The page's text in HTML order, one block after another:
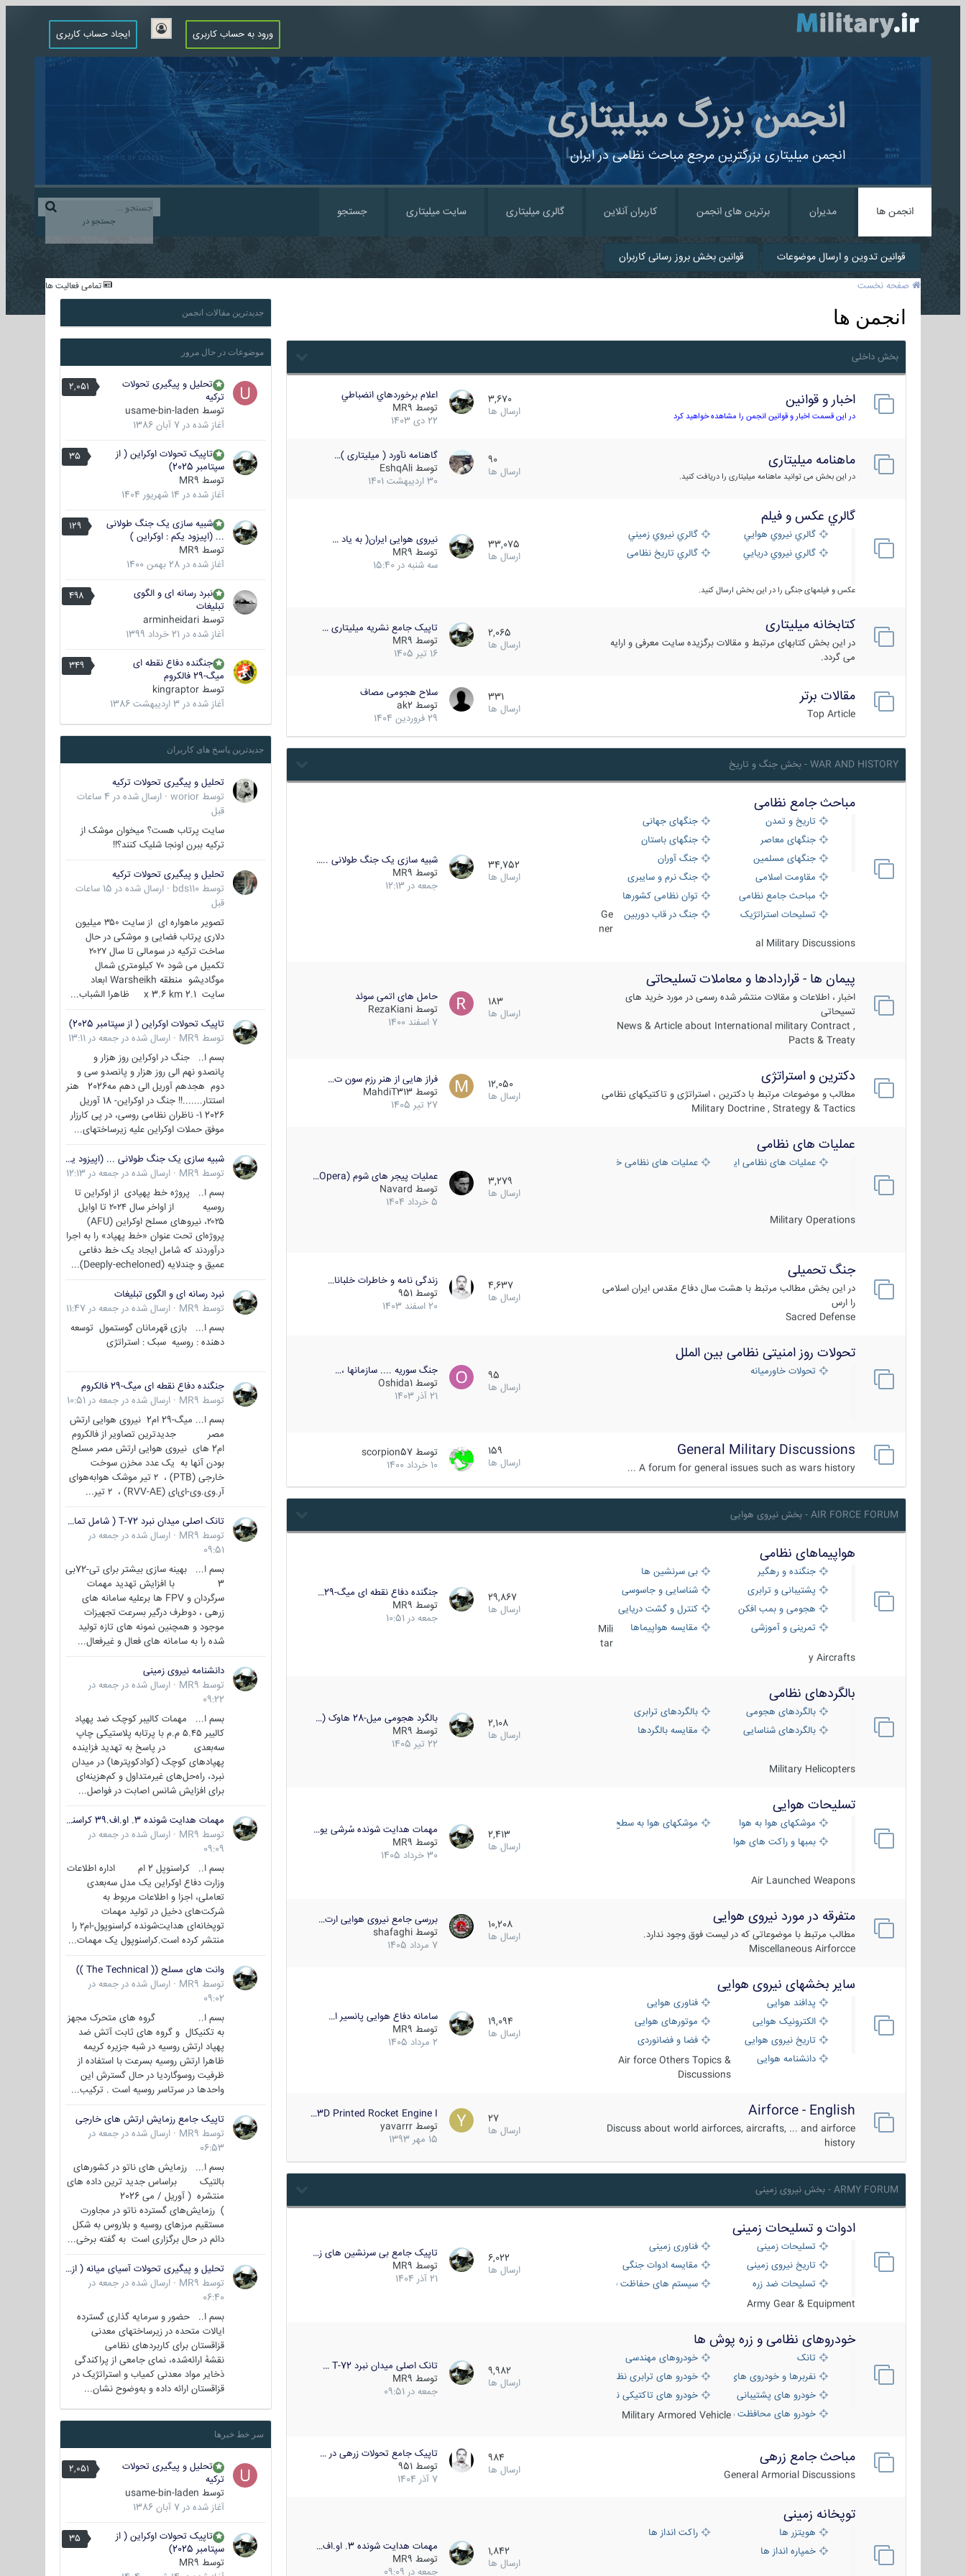
ورود به حساب کاربری ایجاد حساب کاربری
انجمن بزرگ میلیتاری
انجمن میلیتاری بزرگترین مرجع مباحث نظامی در ایران
جستجو در
انجمن ها مدیران برترین های انجمن کاربران آنلاین گالری میلیتاری سایت میلیتاری جستجو
قوانین تدوین و ارسال موضوعات قوانین بخش بروز رسانی کاربران
تمامی فعالیت ها صفحه نخست
انجمن ها
بخش داخلی
اخبار و قوانین
در این قسمت اخبار و قوانین انجمن را مشاهده خواهید کرد
3,670
ارسال ها
اعلام برخوردهاي انضباطي
توسط MR9
22 دی 1403
ماهنامه میلیتاری
در این بخش می توانید ماهنامه میلیتاری را دریافت کنید.
90
ارسال ها
گاهنامه نآورد ( میلیتاری )…
توسط EshqAli
30 اردیبهشت 1401
گالري عكس و فيلم
گالري نيروي هوايي
گالري نيروي زميني
گالري نيروي دريايي
گالري تاریخ نظامی
عکس و فیلمهای جنگی را در این بخش ارسال کنید.
33,075
ارسال ها
نیروی هوایی ایران( به یاد …
توسط MR9
سه شنبه در 15:40
کتابخانه میلیتاری
در این بخش کتابهای مرتبط و مقالات برگزیده سایت معرفی و ارایه
می گردد.
2,065
ارسال ها
تاپیک جامع نشریه میلیتاری …
توسط MR9
16 تیر 1405
مقالات برتر
Top Article
331
ارسال ها
سلاح هجومی مصاف
توسط ak2
29 فروردین 1404
WAR AND HISTORY - بخش جنگ و تاریخ
مباحث جامع نظامی
تاریخ و تمدن
جنگهای جهانی
جنگهای معاصر
جنگهای باستان
جنگهای مسلمین
جنگ آوران
مقاومت اسلامی
جنگ نرم و سایبری
مباحث جامع نظامی
توان نظامی کشورها
تسلیحات استراتژیک
جنگ در قاب دوربین
Ge
ner
al Military Discussions
34,752
ارسال ها
شبیه سازی یک جنگ طولانی ..…
توسط MR9
جمعه در 12:13
پیمان ها - قراردادها و معاملات تسلیحاتی
اخبار ، اطلاعات و مقالات منتشر شده رسمی در مورد خرید های
تسیحاتی
News & Article about International military Contract ,
Pacts & Treaty
183
ارسال ها
حامل های اتمی سوئد
توسط RezaKiani
7 اسفند 1400
دکترین و استراتژی
مطالب و موضوعات مرتبط با دکترین ، استراتژی و تاکتیکهای نظامی
Military Doctrine , Strategy & Tactics
12,050
ارسال ها
فراز هایی از هنر رزم سون ت…
توسط MahdiT313
27 تیر 1405
عملیات های نظامی
عملیات های نظامی ایران عملیات های نظامی خارجی
Military Operations
3,279
ارسال ها
عملیات پیجر های شوم (Opera…
توسط Navard
5 خرداد 1404
جنگ تحمیلی
در این بخش مطالب مرتبط با هشت سال دفاع مقدس ایران اسلامی
را ارس
Sacred Defense
4,637
ارسال ها
زندگی نامه و خاطرات خلبانا…
توسط 951
20 اسفند 1403
تحولات روز امنیتی نظامی بین الملل
تحولات خاورمیانه
95
ارسال ها
جنگ سوریه .... سازمانها ،…
توسط Oshida1
21 آذر 1403
General Military Discussions
A forum for general issues such as wars history ...
159
ارسال ها
توسط scorpion57
10 خرداد 1400
AIR FORCE FORUM - بخش نیروی هوایی
هواپیماهای نظامی
جنگنده و رهگیر
بی سرنشین ها
پشتیبانی و ترابری
شناسایی و جاسوسی
هجومی و بمب افکن
کنترل و گشت دریایی
تمرینی و آموزشی
مقایسه هواپیماها
Mili
tar
y Aircrafts
29,867
ارسال ها
جنگنده دفاع نقطه ای میگ-29…
توسط MR9
جمعه در 10:51
بالگردهای نظامی
بالگردهای هجومی
بالگردهای ترابری
بالگردهای شناسایی
مقایسه بالگردها
Military Helicopters
2,108
ارسال ها
بالگرد هجومی میل-28 هاوک (…
توسط MR9
22 تیر 1405
تسلیحات هوایی
موشکهای هوا به هوا
موشکهای هوا به سطح
بمبها و راکت های هوایی
Air Launched Weapons
2,413
ارسال ها
مهمات هدایت شونده سُرشی یو…
توسط MR9
30 خرداد 1405
متفرقه در مورد نیروی هوایی
مطالب مرتبط با موضوعاتی که در لیست فوق وجود ندارد.
Miscellaneous Airforcce
10,208
ارسال ها
بررسی جامع نیروی هوایی ارت…
توسط shafaghi
7 مرداد 1405
سایر بخشهای نیروی هوایی
پدافند هوایی
فناوری هوایی
الکترونیک هوایی
موتورهای هوایی
تاریخ نیروی هوایی
فضا و فضانوردی
دانشنامه هوایی
Air force Others Topics &
Discussions
19,094
ارسال ها
سامانه دفاع هوایی پانسیر ا…
توسط MR9
2 مرداد 1405
Airforce - English
Discuss about world airforces, aircrafts, ... and airforce
history
27
ارسال ها
3D Printed Rocket Engine I…
توسط yavarrr
15 مهر 1393
ARMY FORUM - بخش نیروی زمینی
ادوات و تسلیحات زمینی
تسلیحات زمینی
فناوری زمینی
تاریخ نیروی زمینی
مقایسه ادوات جنگی
تسلیحات ضد زره
سیستم های حفاظت فعال
Army Gear & Equipment
6,022
ارسال ها
تاپیک جامع بی سرنشین های ز…
توسط MR9
21 آذر 1404
خودروهای نظامی و زره پوش ها
تانک
خودروهای مهندسی
نفربرها و خودروی های رزمی پیاده نظامخودرو های ترابری نظامی
خودرو های پشتیبانی آتش ، شناسایی و ضد تانک
خودرو های تاکتیکی نظامی
خودرو های محافظت شدهMilitary Armored Vehicle
9,982
ارسال ها
تانک اصلی میدان نبرد T-72 …
توسط MR9
جمعه در 09:51
مباحث جامع زرهی
General Armorial Discussions
984
ارسال ها
تاپیک جامع تحولات زرهی در …
توسط 951
7 آذر 1404
توپخانه زمینی
هویتزر ها
راکت انداز ها
خمپاره انداز ها
1,842
ارسال ها
مهمات هدایت شونده 3. او.اف…
توسط MR9
جمعه در 09:09
جدیدترین مقالات انجمن
موضوعات در حال مرور
2,051
تحلیل و پیگیری تحولات
ترکیه
توسط usame-bin-laden
آغاز شده در 7 آبان 1386
35
تاپیک تحولات اوکراین ( از
سپتامبر 2025)
توسط MR9
آغاز شده در 14 شهریور 1404
129
شبیه سازی یک جنگ طولانی
... (اپیزود یکم : اوکراین )
توسط MR9
آغاز شده در 28 بهمن 1400
498
نبرد رسانه ای و الگوی
تبلیغات
توسط arminheidari
آغاز شده در 21 خرداد 1399
349
جنگنده دفاع نقطه ای
میگ-29 فالکروم
توسط kingraptor
آغاز شده در 3 اردیبهشت 1386
جدیدترین پاسخ های کاربران
تحلیل و پیگیری تحولات ترکیه
توسط worior
· ارسال شده در
4 ساعات
قبل
سایت پرتاب هست؟ میخوان موشک از
ترکیه ببرن اونجا شلیک کنند؟!!
تحلیل و پیگیری تحولات ترکیه
توسط bds110
· ارسال شده در
15 ساعات
قبل
تصویر ماهواره ای از سایت ۳۵۰ میلیون
دلاری پرتاب فضایی و موشکی در حال
ساخت ترکیه در سومالی تا سال ۲۰۲۷
تکمیل می شود ۷۰ کیلومتری شمال
موگادیشو منطقه Warsheikh ابعاد
سایت 2.1 x 3.6 km ظاهرا الشباب...
تاپیک تحولات اوکراین ( از سپتامبر 2025)
توسط MR9
· ارسال شده در جمعه در 13:11
بسم ا.. جنگ در اوکراین روز هزار و
پانصدو نهم الی روز هزار و پانصدو سی و
دوم هجدهم آوریل الی دهم مه2026 هنر
استتار.......!! جنگ در اوکراین- 18 آوریل
2026 1- ناظران نظامی روسی، در پی کارزار
موفق حملات اوکراین علیه زیرساختهای...
شبیه سازی یک جنگ طولانی ... (اپیزود یکم : اوکراین )
توسط MR9
· ارسال شده در جمعه در 12:13
بسم ا.. پروژه خط پهپادی از اوکراین تا
روسیه از اواخر سال ۲۰۲۴ تا اوایل
۲۰۲۵، نیروهای مسلح اوکراین (AFU)
پروژه‌ای تحت عنوان «خط پهپاد» را به اجرا
درآوردند که شامل ایجاد یک خط دفاعی
عمیق و چندلایه (Deeply-echeloned)...
نبرد رسانه ای و الگوی تبلیغات
توسط MR9
· ارسال شده در جمعه در 11:47
بسم ا... بازی قهرمانان گوستمول توسعه
دهنده : روسیه سبک : استراتژی
جنگنده دفاع نقطه ای میگ-29 فالکروم
توسط MR9
· ارسال شده در جمعه در 10:51
بسم ا... میگ-29 ام2 نیروی هوایی ارتش
مصر جدیدترین تصاویر از فالکروم
ام2 های نیروی هوایی ارتش مصر مسلح
بودن آنها به یک عدد مخزن سوخت
خارجی (PTB) ، ۲ تیر موشک هوابه‌هوای
آر.وی.وی-ای‌ای (RVV-AE) ، ۲ تیر...
تانک اصلی میدان نبرد T-72 ( شامل تمامی گونه ها )
توسط MR9
· ارسال شده در جمعه در
09:51
بسم ا... بهینه سازی بیشتر برای تی-72بی
3 با افزایش تهدید مهمات
سرگردان و FPV ها برعلیه سامانه های
زرهی ، دوطرف درگیر بسرعت تجهیزات
موجود و همچنین نمونه های تازه تولید
شده را به سامانه های فعال و غیرفعال...
دانشنامه نیروی زمینی
توسط MR9
· ارسال شده در جمعه در
09:22
بسم ا... مهمات کالیبر کوچک ضد پهپاد
کالیبر ۵.۴۵ م.م با پرتابه پلاستیکی چاپ
سه‌بعدی در پاسخ به تهدید فزاینده
پهپادهای کوچک (کوادکوپترها) در میدان
نبرد، راه‌حل‌های غیرمتداول و کم‌هزینه‌ای
برای افزایش شانس اصابت در فواصل...
مهمات هدایت شونده 3. او.اف.39 کراسنوپل/بصیر( Krasnopol 3OF39 )
توسط MR9
· ارسال شده در جمعه در
09:09
بسم ا.. کراسنوپل 2 ام اداره اطلاعات
وزارت دفاع اوکراین یک مدل سه‌بعدی
تعاملی، اجزا و اطلاعات مربوط به
شرکت‌های دخیل در تولید مهمات
توپخانه‌ای هدایت‌شونده کراسنوپول-ام۲ را
منتشر کرده است.کراسنوپول یک مهمات...
وانت های مسلح (( The Technical ))
توسط MR9
· ارسال شده در جمعه در
09:02
بسم ا.. گروه های متحرک مجهز
به تکنیکال و گروه های ثابت آتش ضد
پهپاد ارتش روسیه در شبه جزیره کریمه
ظاهرا ارتش روسیه بسرعت با استفاده از
ظرفیت روسوگاردیا در حال گسترش این
واحدها در سرتاسر روسیه است . ترکیب...
تاپیک جامع رزمایش ارتش های خارجی
توسط MR9
· ارسال شده در جمعه در
06:53
بسم ا... رزمایش های ناتو در کشورهای
بالتیک براساس جدید ترین داده های
منتشره ( آوریل / می 2026
) رزمایش‌های گسترده ناتو در مجاورت
مستقیم مرزهای روسیه و بلاروس به شکل
دائم در حال برگزاری است به گفته برخی...
تحلیل و پیگیری تحولات آسیای میانه ( ازبکستان، تاجیکستان، ترکمنستان، قزاقستان و قرقیزستان )
توسط MR9
· ارسال شده در جمعه در
06:40
بسم ا.. حضور و سرمایه گذاری گسترده
ایالات متحده در زیرساختهای معدنی
قزاقستان برای کاربردهای نظامی
نقشهٔ ارائه‌شده، نمای جامعی از پراکندگی
ذخایر مواد معدنی کمیاب و استراتژیک در
قزاقستان ارائه داده و به‌وضوح نشان...
سر خط خبرها
2,051
تحلیل و پیگیری تحولات
ترکیه
توسط usame-bin-laden
آغاز شده در 7 آبان 1386
35
تاپیک تحولات اوکراین ( از
سپتامبر 2025)
توسط MR9